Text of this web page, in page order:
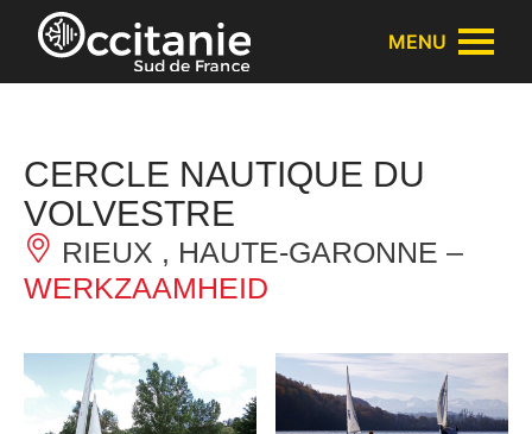
Cookies beheer paneel
MENU
CERCLE NAUTIQUE DU
VOLVESTRE
RIEUX , HAUTE-GARONNE –
WERKZAAMHEID